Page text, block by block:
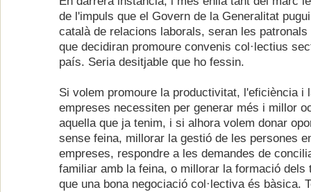
de l'impuls que el Govern de la Generalitat
català de relacions laborals, seran les
que decidiran promoure convenis col·lectius
país. Seria desitjable que ho fessin.
Si volem promoure la productivitat, l'eficiència i
empreses necessiten per generar més i millor
aquella que ja tenim, i si alhora volem donar
sense feina, millorar la gestió de les persones
empreses, respondre a les demandes de
familiar amb la feina, o millorar la formació dels
que una bona negociació col·lectiva és bàsica.